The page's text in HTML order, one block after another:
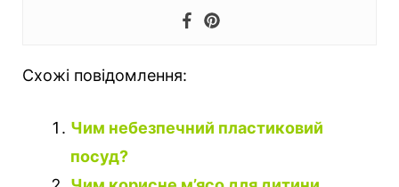
Схожі повідомлення:
Чим небезпечний пластиковий
посуд?